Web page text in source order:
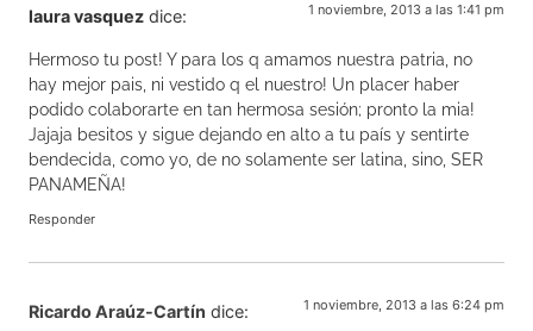
laura vasquez dice: 1 noviembre, 2013 a las 1:41 pm
Hermoso tu post! Y para los q amamos nuestra patria, no
hay mejor pais, ni vestido q el nuestro! Un placer haber
podido colaborarte en tan hermosa sesión; pronto la mia!
Jajaja besitos y sigue dejando en alto a tu país y sentirte
bendecida, como yo, de no solamente ser latina, sino, SER
PANAMEÑA!
Responder
Ricardo Araúz-Cartín dice: 1 noviembre, 2013 a las 6:24 pm